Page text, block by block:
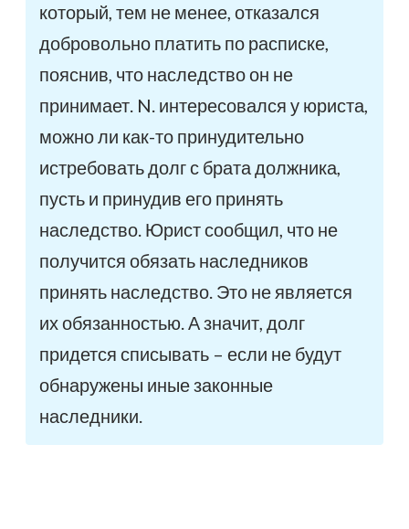
который, тем не менее, отказался
добровольно платить по расписке,
пояснив, что наследство он не
принимает. N. интересовался у юриста,
можно ли как-то принудительно
истребовать долг с брата должника,
пусть и принудив его принять
наследство. Юрист сообщил, что не
получится обязать наследников
принять наследство. Это не является
их обязанностью. А значит, долг
придется списывать – если не будут
обнаружены иные законные
наследники.